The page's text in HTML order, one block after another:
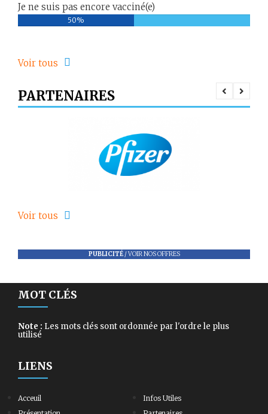
Je ne suis pas encore vacciné(e)
50%
Voir tous
PARTENAIRES
Voir tous
PUBLICITÉ/VOIR NOS OFFRES
MOT CLÉS
Note : Les mots clés sont ordonnée par l'ordre le plus
utilisé
LIENS
Acceuil
Infos Utiles